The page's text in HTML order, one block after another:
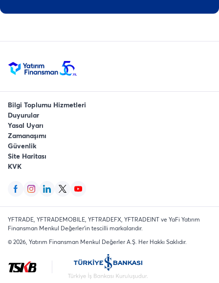
Bilgi Toplumu Hizmetleri
Duyurular
Yasal Uyarı
Zamanaşımı
Güvenlik
Site Haritası
KVK
YFTRADE, YFTRADEMOBILE, YFTRADEFX, YFTRADEINT ve YaFi Yatırım
Finansman Menkul Değerler'in tescilli markalarıdır.
©2026 , Yatırım Finansman Menkul Değerler A.Ş. Her Hakkı Saklıdır.